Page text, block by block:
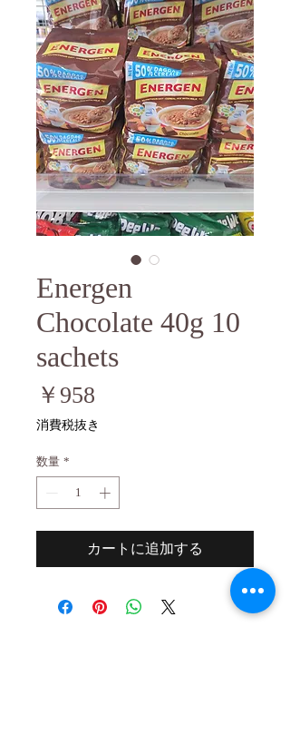
Energen
Chocolate 40g 10
sachets
￥958
格
消費税抜き
数量 *
カートに追加する